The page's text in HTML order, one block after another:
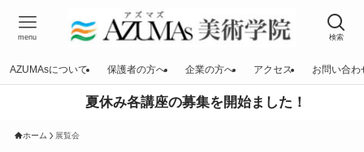
検索
menu
AZUMAsについて 保護者の方へ 企業の方へ アクセス お問い合わ
夏休み各講座の募集を開始ました！
ホーム 展覧会